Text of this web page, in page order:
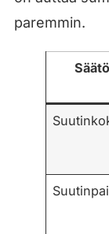
paremmin.
Säätö